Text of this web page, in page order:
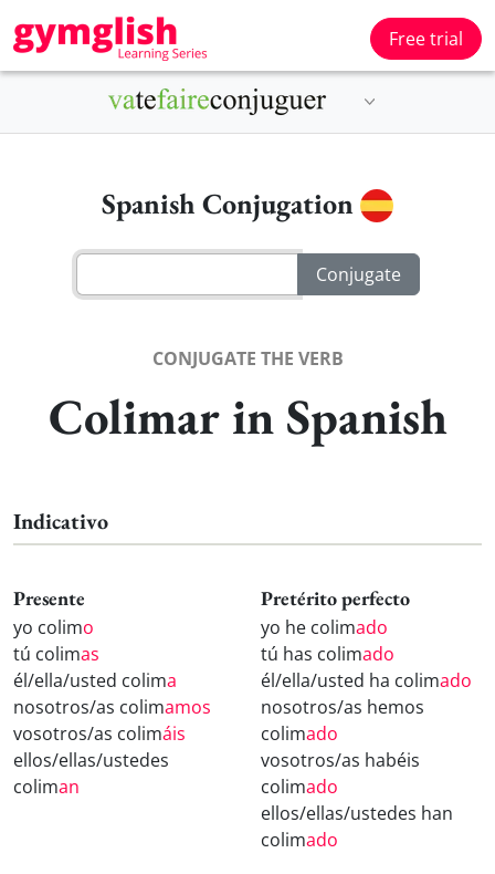
Free trial
Spanish Conjugation
CONJUGATE THE VERB
Colimar in Spanish
Indicativo
Presente
yo colimo
tú colimas
él/ella/usted colima
nosotros/as colimamos
vosotros/as colimáis
ellos/ellas/ustedes
coliman
Pretérito perfecto
yo he colimado
tú has colimado
él/ella/usted ha colimado
nosotros/as hemos
colimado
vosotros/as habéis
colimado
ellos/ellas/ustedes han
colimado